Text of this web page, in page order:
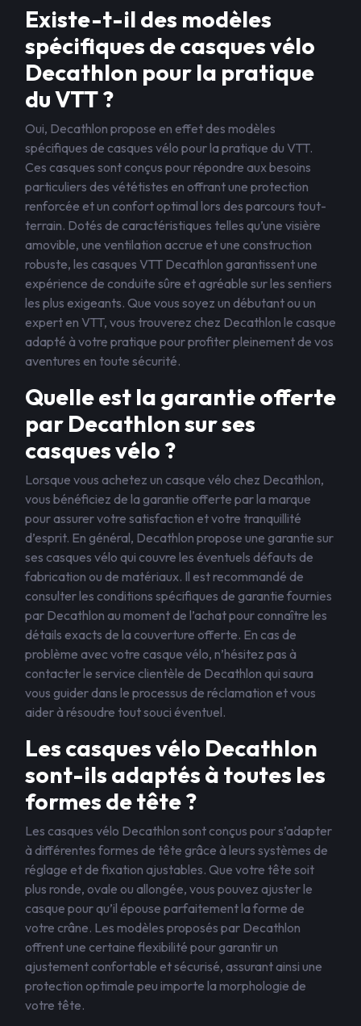
Existe-t-il des modèles
spécifiques de casques vélo
Decathlon pour la pratique
du VTT ?
Oui, Decathlon propose en effet des modèles
spécifiques de casques vélo pour la pratique du VTT.
Ces casques sont conçus pour répondre aux besoins
particuliers des vététistes en offrant une protection
renforcée et un confort optimal lors des parcours tout-
terrain. Dotés de caractéristiques telles qu’une visière
amovible, une ventilation accrue et une construction
robuste, les casques VTT Decathlon garantissent une
expérience de conduite sûre et agréable sur les sentiers
les plus exigeants. Que vous soyez un débutant ou un
expert en VTT, vous trouverez chez Decathlon le casque
adapté à votre pratique pour profiter pleinement de vos
aventures en toute sécurité.
Quelle est la garantie offerte
par Decathlon sur ses
casques vélo ?
Lorsque vous achetez un casque vélo chez Decathlon,
vous bénéficiez de la garantie offerte par la marque
pour assurer votre satisfaction et votre tranquillité
d’esprit. En général, Decathlon propose une garantie sur
ses casques vélo qui couvre les éventuels défauts de
fabrication ou de matériaux. Il est recommandé de
consulter les conditions spécifiques de garantie fournies
par Decathlon au moment de l’achat pour connaître les
détails exacts de la couverture offerte. En cas de
problème avec votre casque vélo, n’hésitez pas à
contacter le service clientèle de Decathlon qui saura
vous guider dans le processus de réclamation et vous
aider à résoudre tout souci éventuel.
Les casques vélo Decathlon
sont-ils adaptés à toutes les
formes de tête ?
Les casques vélo Decathlon sont conçus pour s’adapter
à différentes formes de tête grâce à leurs systèmes de
réglage et de fixation ajustables. Que votre tête soit
plus ronde, ovale ou allongée, vous pouvez ajuster le
casque pour qu’il épouse parfaitement la forme de
votre crâne. Les modèles proposés par Decathlon
offrent une certaine flexibilité pour garantir un
ajustement confortable et sécurisé, assurant ainsi une
protection optimale peu importe la morphologie de
votre tête.